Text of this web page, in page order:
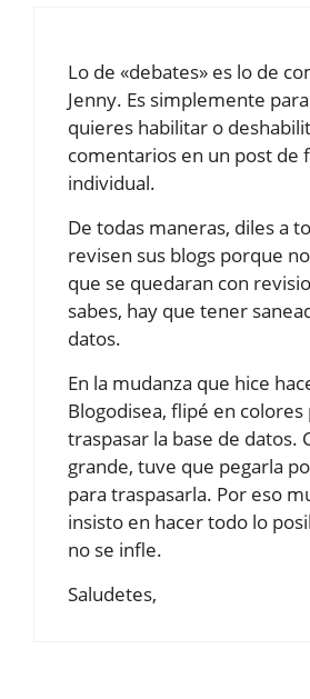
Lo de «debates» es lo de
Jenny. Es simplemente
quieres habilitar o
comentarios en un post de
individual.
De todas maneras, diles a
revisen sus blogs porque
que se quedaran con
sabes, hay que tener
datos.
En la mudanza que hice
Blogodisea, flipé en colores
traspasar la base de datos.
grande, tuve que pegarla
para traspasarla. Por eso
insisto en hacer todo lo
no se infle.
Saludetes,